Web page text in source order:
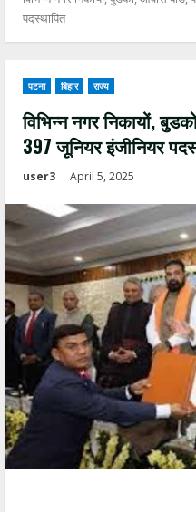
पदस्थापित
पटना बिहार राज्य
विभिन्न नगर निकायों,
397 जूनियर इंजीनियर
user3 April 5, 2025